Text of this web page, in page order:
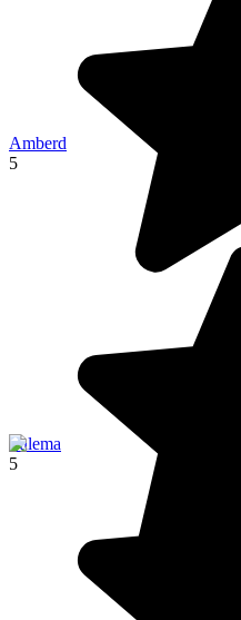
Amberd
5
Sulema
5